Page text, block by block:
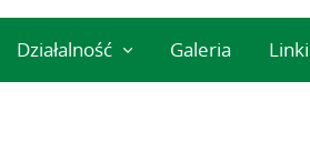
Działalność Galeria Linki